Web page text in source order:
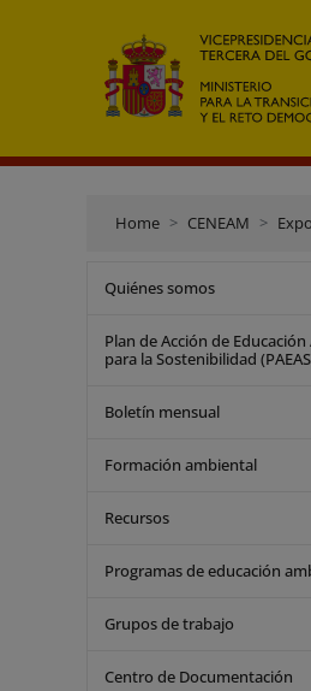
Home CENEAM
Quiénes somos
Plan de Acción de
para la Sostenibilidad
Boletín mensual
Formación ambiental
Recursos
Programas de educación
Grupos de trabajo
Centro de Documentación